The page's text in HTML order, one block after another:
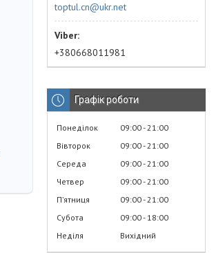
toptul.cn@ukr.net
+380668011981
Графік роботи
Понеділок 09:00 21:00
Вівторок
09:00 21:00
Середа
09:00 21:00
Четвер
09:00 21:00
Пʼятниця
09:00 21:00
Субота
09:00 18:00
Неділя
Вихідний